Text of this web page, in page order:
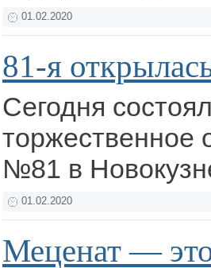
01.02.2020
81-я
Сегодня
торжественное
№81 в
01.02.2020
Меценат —